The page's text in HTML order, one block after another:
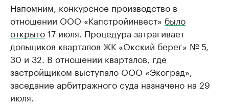
Напомним, конкурсное производство в
отношении ООО «Капстройинвест» было
открыто17 июля. Процедура затрагивает
дольщиков кварталов ЖК «Окский берег» № 5,
30 и 32. В отношении кварталов, где
застройщиком выступало ООО «Экоград»,
заседание арбитражного суда назначено на 29
июля.